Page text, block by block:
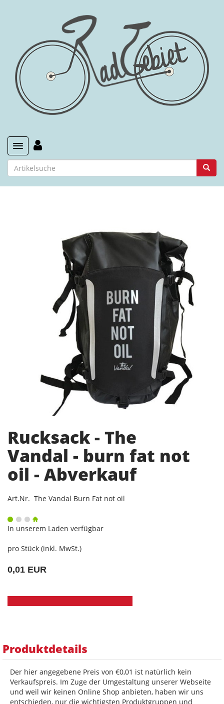
Toggle navigation
Rucksack - The
Vandal - burn fat not
oil - Abverkauf
Art.Nr. The Vandal Burn Fat not oil
In unserem Laden verfügbar
pro Stück (inkl. MwSt.)
0,01 EUR
Produktdetails
Der hier angegebene Preis von €0,01 ist natürlich kein
Verkaufspreis. Im Zuge der Umgestaltung unserer Webseite
und weil wir keinen Online Shop anbieten, haben wir uns
entschieden, nur die wichtigsten Produktgruppen und